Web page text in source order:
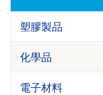
塑膠製品
化學品
電子材料